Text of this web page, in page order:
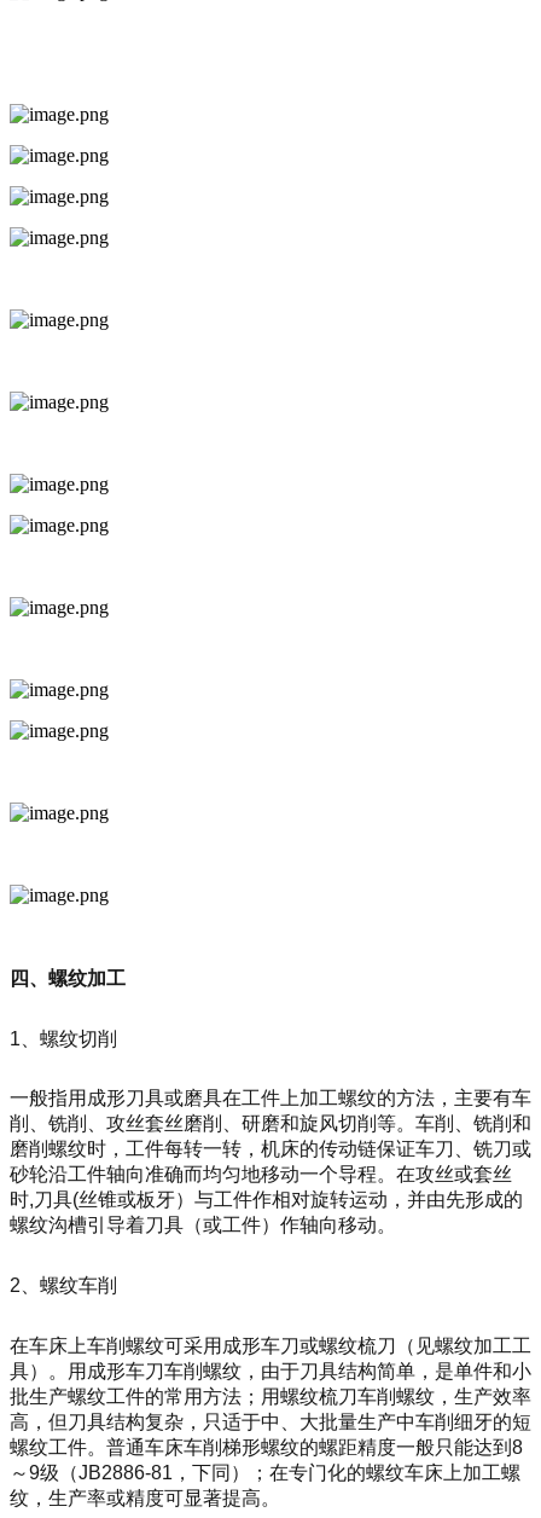
四、螺纹加工
1、螺纹切削
一般指用成形刀具或磨具在工件上加工螺纹的方法，主要有车
削、铣削、攻丝套丝磨削、研磨和旋风切削等。车削、铣削和
磨削螺纹时，工件每转一转，机床的传动链保证车刀、铣刀或
砂轮沿工件轴向准确而均匀地移动一个导程。在攻丝或套丝
时,刀具(丝锥或板牙）与工件作相对旋转运动，并由先形成的
螺纹沟槽引导着刀具（或工件）作轴向移动。
2、螺纹车削
在车床上车削螺纹可采用成形车刀或螺纹梳刀（见螺纹加工工
具）。用成形车刀车削螺纹，由于刀具结构简单，是单件和小
批生产螺纹工件的常用方法；用螺纹梳刀车削螺纹，生产效率
高，但刀具结构复杂，只适于中、大批量生产中车削细牙的短
螺纹工件。普通车床车削梯形螺纹的螺距精度一般只能达到8
～9级（JB2886-81，下同）；在专门化的螺纹车床上加工螺
纹，生产率或精度可显著提高。